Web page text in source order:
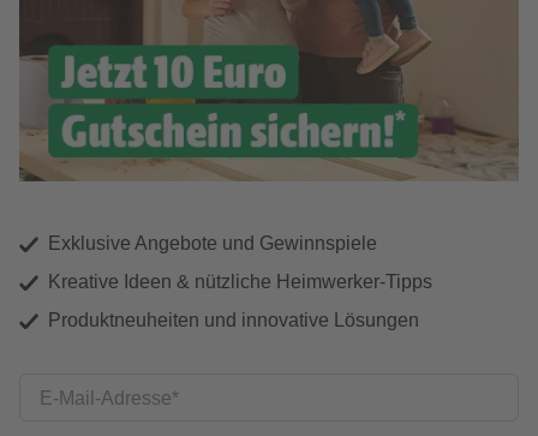
Exklusive Angebote und Gewinnspiele
Kreative Ideen & nützliche Heimwerker-Tipps
Produktneuheiten und innovative Lösungen
E-Mail-Adresse